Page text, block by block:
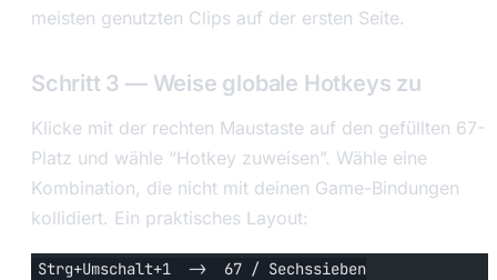
meisten genutzten Clips auf der ersten Seite.
Schritt 3 — Weise globale Hotkeys zu
Klicke mit der rechten Maustaste auf den gefüllten 67-
Platz und wähle “Hotkey zuweisen”. Wähle eine
Kombination, die nicht mit deinen Game-Bindungen
kollidiert. Ein praktisches Layout:
Strg+Umschalt+1  ->  67 / Sechssieben